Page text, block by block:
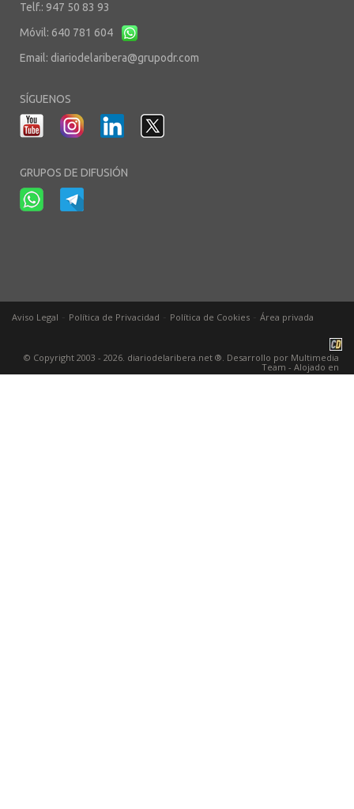
Telf.: 947 50 83 93
Móvil: 640 781 604
Email: diariodelaribera@grupodr.com
SÍGUENOS
GRUPOS DE DIFUSIÓN
Aviso Legal Política de Privacidad Política de Cookies Área privada
© Copyright 2003 - 2026. diariodelaribera.net ®. Desarrollo por Multimedia
Team - Alojado en